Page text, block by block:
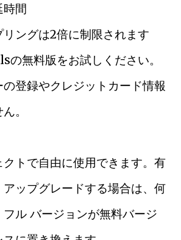
時間
ングは2倍に制限されます
無料版をお試しください。
登録やクレジットカード情報
。
トで自由に使用できます。有
ップグレードする場合は、何
フル バージョンが無料バージ